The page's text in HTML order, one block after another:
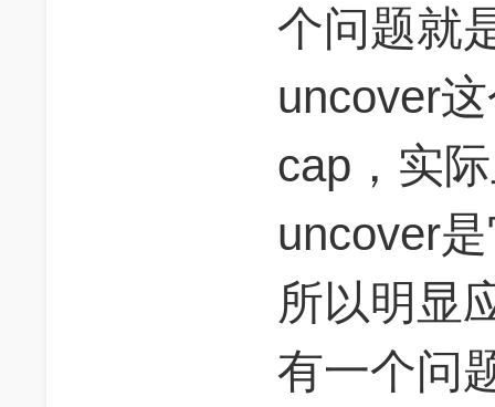
个问题就
uncover
cap，实
uncover
所以明显
有一个问